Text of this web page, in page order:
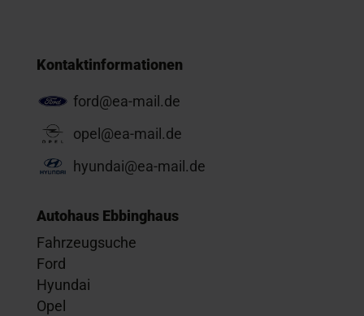
Kontaktinformationen
ford@ea-mail.de
opel@ea-mail.de
hyundai@ea-mail.de
Autohaus Ebbinghaus
Fahrzeugsuche
Ford
Hyundai
Opel